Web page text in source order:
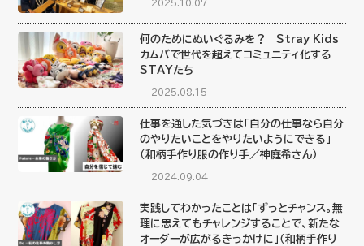
2025.10.07
何のためにぬいぐるみを？ Stray Kids
カムバで世代を超えてコミュニティ化する
STAYたち
2025.08.15
仕事を通した気づきは「自分の仕事なら自分
のやりたいことをやりたいようにできる」
（和柄手作り服の作り手／神庭希さん）
2024.09.04
実践してわかったことは「ずっとチャンス。無
理に思えてもチャレンジすることで、新たな
オーダーが広がるきっかけに」（和柄手作り